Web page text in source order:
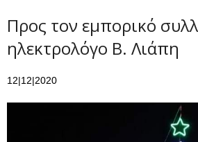
Προς τον εμπορικό
ηλεκτρολόγο Β. Λιάπη
12|12|2020